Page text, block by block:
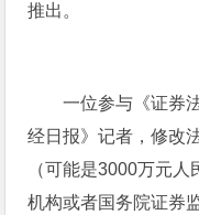
推出。
一位参与《证券
经日报》记者，修改
（可能是3000万元
机构或者国务院证券